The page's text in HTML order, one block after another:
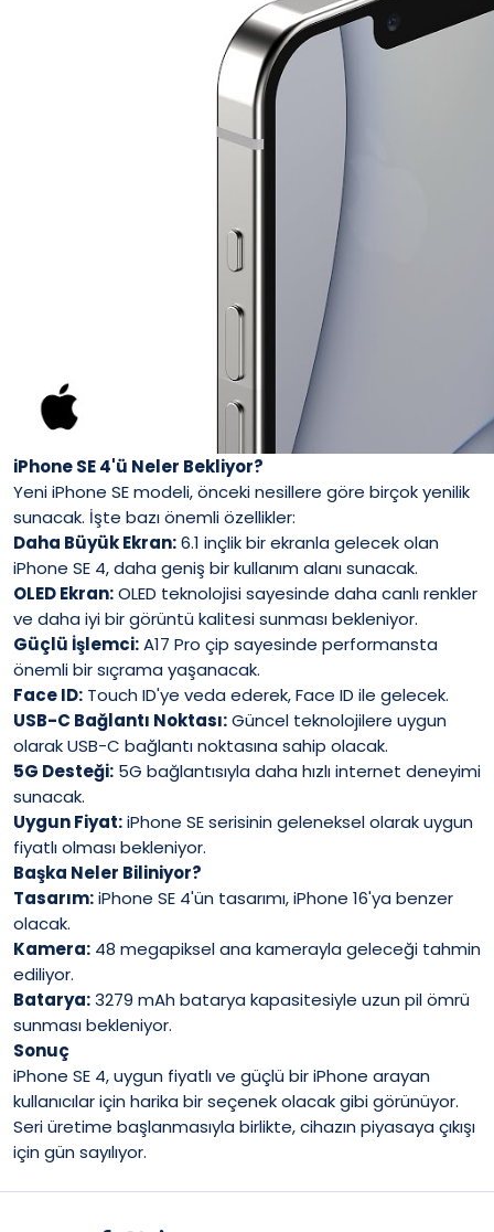
iPhone SE 4'ü Neler Bekliyor?
Yeni iPhone SE modeli, önceki nesillere göre birçok yenilik
sunacak. İşte bazı önemli özellikler:
Daha Büyük Ekran:6.1 inçlik bir ekranla gelecek olan
iPhone SE 4, daha geniş bir kullanım alanı sunacak.
OLED Ekran:OLED teknolojisi sayesinde daha canlı renkler
ve daha iyi bir görüntü kalitesi sunması bekleniyor.
Güçlü İşlemci:A17 Pro çip sayesinde performansta
önemli bir sıçrama yaşanacak.
Face ID: Touch ID'ye veda ederek, Face ID ile gelecek.
USB-C Bağlantı Noktası:Güncel teknolojilere uygun
olarak USB-C bağlantı noktasına sahip olacak.
5G Desteği: 5G bağlantısıyla daha hızlı internet deneyimi
sunacak.
Uygun Fiyat:iPhone SE serisinin geleneksel olarak uygun
fiyatlı olması bekleniyor.
Başka Neler Biliniyor?
Tasarım:iPhone SE 4'ün tasarımı, iPhone 16'ya benzer
olacak.
Kamera: 48 megapiksel ana kamerayla geleceği tahmin
ediliyor.
Batarya:3279 mAh batarya kapasitesiyle uzun pil ömrü
sunması bekleniyor.
Sonuç
iPhone SE 4, uygun fiyatlı ve güçlü bir iPhone arayan
kullanıcılar için harika bir seçenek olacak gibi görünüyor.
Seri üretime başlanmasıyla birlikte, cihazın piyasaya çıkışı
için gün sayılıyor.